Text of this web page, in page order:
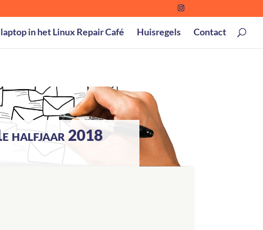
in het Linux Repair Café Huisregels Contact
halfjaar 2018